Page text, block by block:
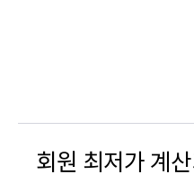
회원 최저가 계산